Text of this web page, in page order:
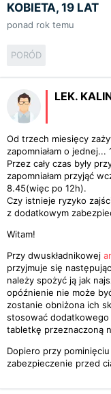
KOBIETA, 19 LAT
ponad rok temu
PORÓD
LEK.
Od trzech miesięcy
zapomniałam o
Przez cały czas były
zapomniałam przyjąć
8.45(więc po 12h).
Czy istnieje ryzyko
z dodatkowym
Witam!
Przy dwuskładnikowej
przyjmuje się
należy spożyć ją jak
opóźnienie nie może
zostanie obniżona ich
stosować dodatkowego
tabletkę przeznaczoną
Dopiero przy
zabezpieczenie przed